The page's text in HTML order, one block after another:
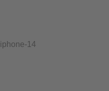
iphone-14